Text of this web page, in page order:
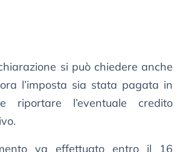
si può chiedere anche
l’imposta sia stata pagata in
riportare l’eventuale credito
va effettuato entro il 16